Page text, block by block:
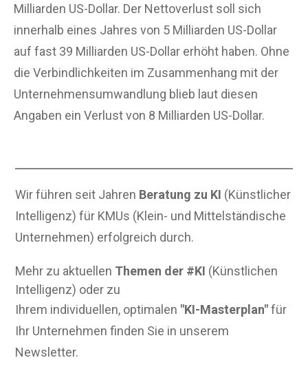
Milliarden US-Dollar. Der Nettoverlust soll sich
innerhalb eines Jahres von 5 Milliarden US-Dollar
auf fast 39 Milliarden US-Dollar erhöht haben. Ohne
die Verbindlichkeiten im Zusammenhang mit der
Unternehmensumwandlung blieb laut diesen
Angaben ein Verlust von 8 Milliarden US-Dollar.
Wir führen seit Jahren Beratung zu KI (Künstlicher
Intelligenz) für KMUs (Klein- und Mittelständische
Unternehmen) erfolgreich durch.
Mehr zu aktuellen Themen der #KI (Künstlichen
Intelligenz) oder zu
Ihrem individuellen, optimalen "KI-Masterplan"für
Ihr Unternehmen finden Sie in unserem
Newsletter.